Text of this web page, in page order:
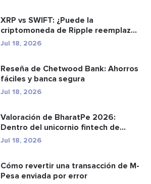
XRP vs SWIFT: ¿Puede la
criptomoneda de Ripple reemplazar
a los p...
Jul 18, 2026
Reseña de Chetwood Bank: Ahorros
fáciles y banca segura
Jul 18, 2026
Valoración de BharatPe 2026:
Dentro del unicornio fintech de
2.85...
Jul 18, 2026
Cómo revertir una transacción de M-
Pesa enviada por error